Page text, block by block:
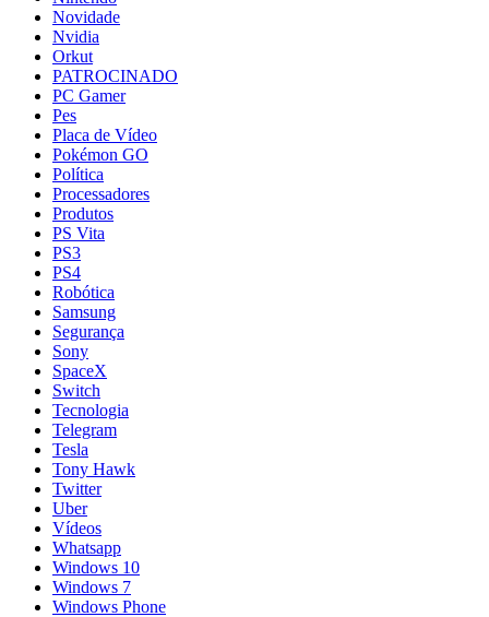
Novidade
Nvidia
Orkut
PATROCINADO
PC Gamer
Pes
Placa de Vídeo
Pokémon GO
Política
Processadores
Produtos
PS Vita
PS3
PS4
Robótica
Samsung
Segurança
Sony
SpaceX
Switch
Tecnologia
Telegram
Tesla
Tony Hawk
Twitter
Uber
Vídeos
Whatsapp
Windows 10
Windows 7
Windows Phone